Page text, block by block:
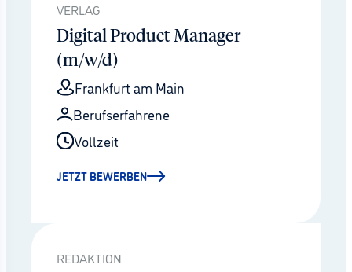
VERLAG
Digital Product Manager
(m/w/d)
Frankfurt am Main
Berufserfahrene
Vollzeit
JETZT BEWERBEN
REDAKTION